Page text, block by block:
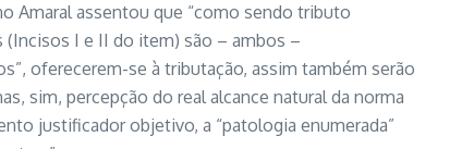
Amaral assentou que “como sendo tributo
(Incisos I e II do item) são – ambos –
oferecerem-se à tributação, assim também serão
sim, percepção do real alcance natural da norma
justificador objetivo, a “patologia enumerada”